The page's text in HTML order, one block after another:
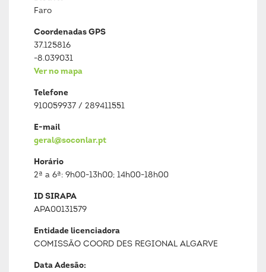
Faro
Coordenadas GPS
37.125816
-8.039031
Ver no mapa
Telefone
910059937 / 289411551
E-mail
geral@soconlar.pt
Horário
2ª a 6ª: 9h00-13h00; 14h00-18h00
ID SIRAPA
APA00131579
Entidade licenciadora
COMISSÃO COORD DES REGIONAL ALGARVE
Data Adesão: